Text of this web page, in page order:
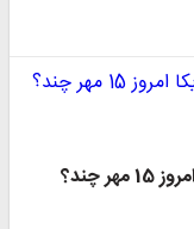
قیمت دلار و یورو افزایشی شد | دلار آمریکا امروز 15 مهر چند؟